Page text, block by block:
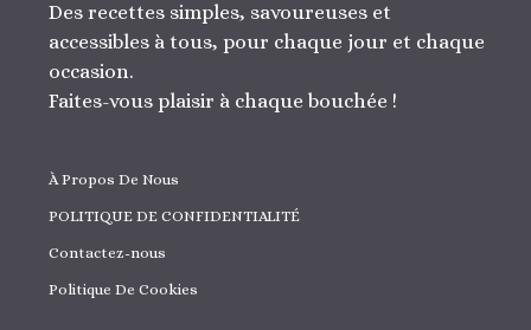
Des recettes simples, savoureuses et
accessibles à tous, pour chaque jour et chaque
occasion.
Faites-vous plaisir à chaque bouchée !
À Propos De Nous
POLITIQUE DE CONFIDENTIALITÉ
Contactez-nous
Politique De Cookies